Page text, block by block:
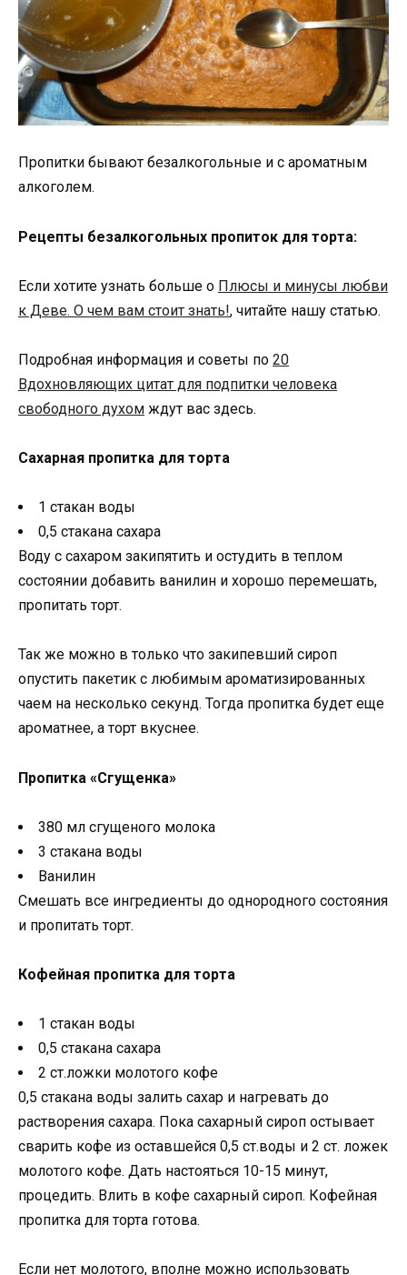
Пропитки бывают безалкогольные и с ароматным
алкоголем.
Рецепты безалкогольных пропиток для торта:
Если хотите узнать больше о Плюсы и минусы любви
к Деве. О чем вам стоит знать!, читайте нашу статью.
Подробная информация и советы по 20
Вдохновляющих цитат для подпитки человека
свободного духом ждут вас здесь.
Сахарная пропитка для торта
1 стакан воды
0,5 стакана сахара
Воду с сахаром закипятить и остудить в теплом
состоянии добавить ванилин и хорошо перемешать,
пропитать торт.
Так же можно в только что закипевший сироп
опустить пакетик с любимым ароматизированных
чаем на несколько секунд. Тогда пропитка будет еще
ароматнее, а торт вкуснее.
Пропитка «Сгущенка»
380 мл сгущеного молока
3 стакана воды
Ванилин
Смешать все ингредиенты до однородного состояния
и пропитать торт.
Кофейная пропитка для торта
1 стакан воды
0,5 стакана сахара
2 ст.ложки молотого кофе
0,5 стакана воды залить сахар и нагревать до
растворения сахара. Пока сахарный сироп остывает
сварить кофе из оставшейся 0,5 ст.воды и 2 ст. ложек
молотого кофе. Дать настояться 10-15 минут,
процедить. Влить в кофе сахарный сироп. Кофейная
пропитка для торта готова.
Если нет молотого, вполне можно использовать